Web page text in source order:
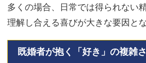
多くの場合、日常では得られない
理解し合える喜びが大きな要因と
既婚者が抱く「好き」の複雑さ